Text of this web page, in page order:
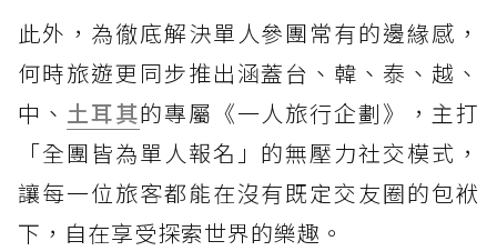
此外，為徹底解決單人參團常有的邊緣感，
何時旅遊更同步推出涵蓋台、韓、泰、越、
中、 土耳其的專屬《一人旅行企劃》，主打
「全團皆為單人報名」的無壓力社交模式，
讓每一位旅客都能在沒有既定交友圈的包袱
下，自在享受探索世界的樂趣。